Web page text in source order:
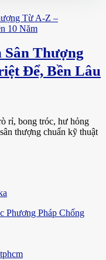
Thượng
Để, Bền Lâu
rỉ, bong tróc, hư hỏng
thượng chuẩn kỹ thuật
Phương Pháp Chống